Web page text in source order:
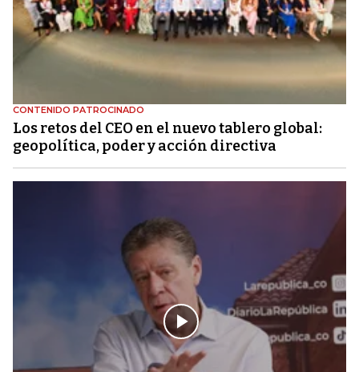
CONTENIDO PATROCINADO
Los retos del CEO en el nuevo tablero global:
geopolítica, poder y acción directiva